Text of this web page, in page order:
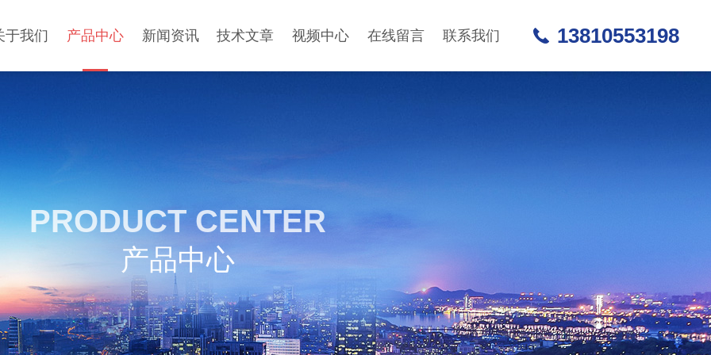
于我们 产品中心 新闻资讯 技术文章 视频中心 在线留言 联系我们 13810553198
PRODUCT CENTER
产品中心